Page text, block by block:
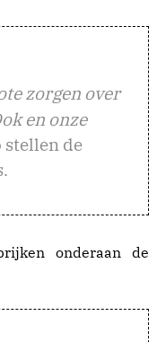
zorgen over
en onze
stellen de
onderaan de